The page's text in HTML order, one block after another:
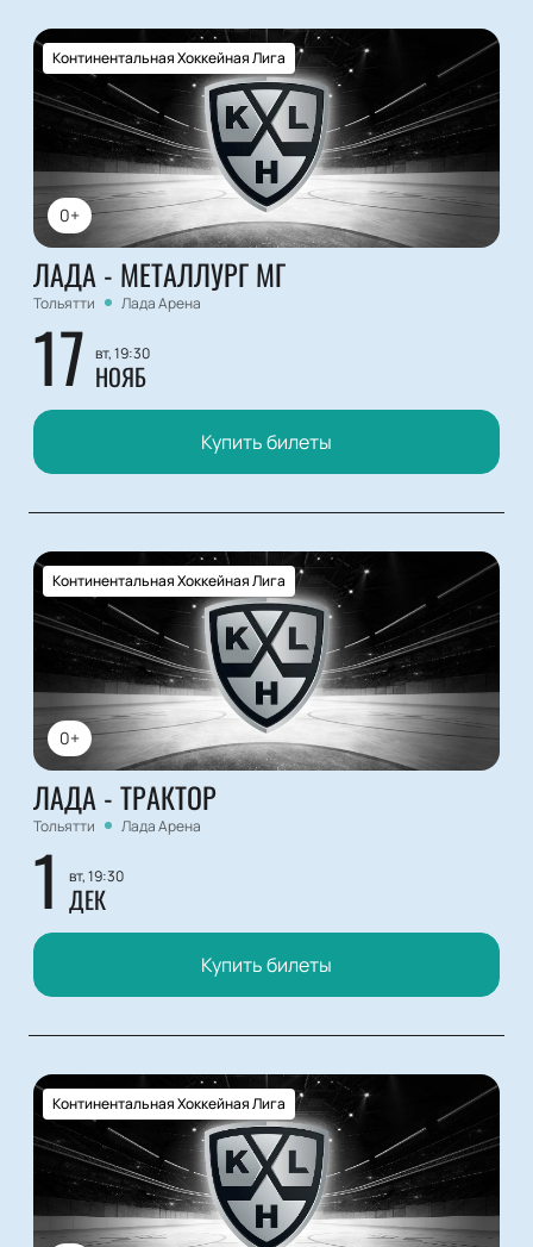
0+
Континентальная Хоккейная Лига
ЛАДА - МЕТАЛЛУРГ МГ
Тольятти Лада Арена
17 вт, 19:30
НОЯБ
Купить билеты
0+
Континентальная Хоккейная Лига
ЛАДА - ТРАКТОР
Тольятти Лада Арена
1 вт, 19:30
ДЕК
Купить билеты
Континентальная Хоккейная Лига